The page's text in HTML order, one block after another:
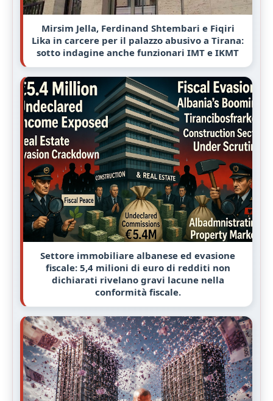
Mirsim Jella, Ferdinand Shtembari e Fiqiri
Lika in carcere per il palazzo abusivo a Tirana:
sotto indagine anche funzionari IMT e IKMT
Settore immobiliare albanese ed evasione
fiscale: 5,4 milioni di euro di redditi non
dichiarati rivelano gravi lacune nella
conformità fiscale.